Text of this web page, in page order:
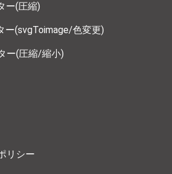
ー(圧縮)
ー(svgToimage/色変更)
ー(圧縮/縮小)
リシー